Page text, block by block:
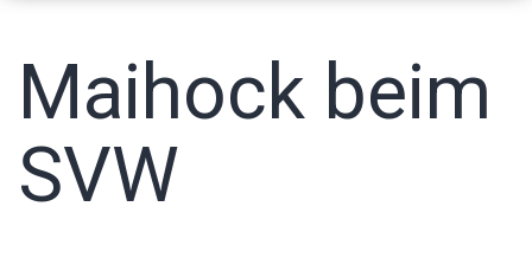
Maihock beim
SVW